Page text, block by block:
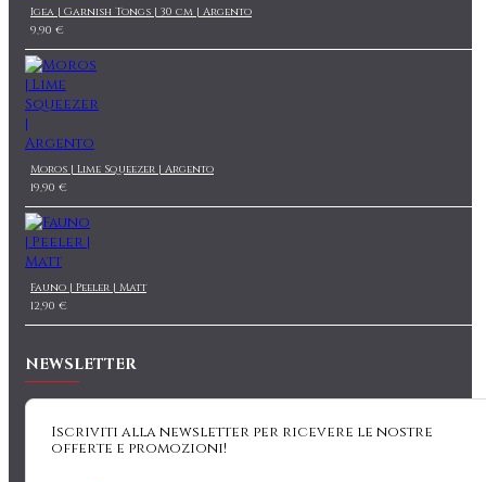
Igea | Garnish Tongs | 30 cm | Argento
9,90 €
Moros | Lime Squeezer | Argento
19,90 €
Fauno | Peeler | Matt
12,90 €
NEWSLETTER
Iscriviti alla newsletter per ricevere le nostre
offerte e promozioni!